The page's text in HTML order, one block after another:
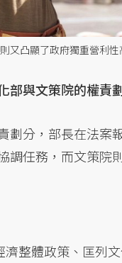
又凸顯了政府獨重營利
部與文策院的權責
劃分，部長在法案
調任務，而文策院
濟整體政策、匡列